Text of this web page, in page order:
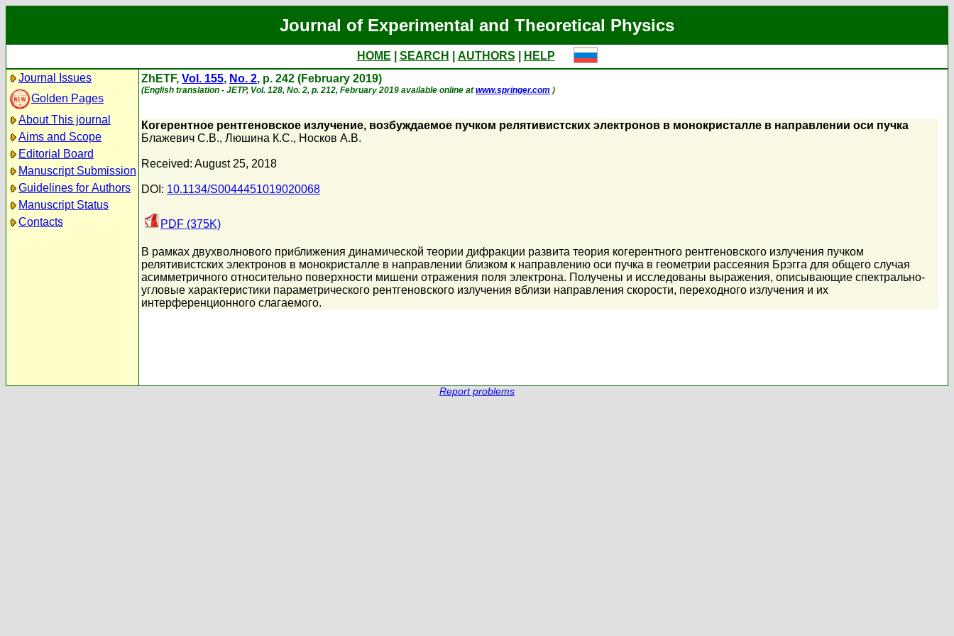
Journal of Experimental and Theoretical Physics
HOME SEARCH AUTHORS
HELP
Journal Issues
Golden Pages
About This journal
Aims and Scope
Editorial Board
Manuscript Submission
Guidelines for Authors
Manuscript Status
Contacts
ZhETF, Vol. 155, No. 2, p. 242 (February 2019)
(English translation - JETP, Vol. 128, No. 2, p. 212, February 2019 available online atwww.springer.com )
Когерентное рентгеновское излучение, возбуждаемое пучком релятивистских электронов в монокристалле в направлении оси пучка
Блажевич С.В., Люшина К.С., Носков А.В.
Received: August 25, 2018
DOI: 10.1134/S0044451019020068
PDF (375K)
В рамках двухволнового приближения динамической теории дифракции развита теория когерентного рентгеновского излучения пучком
релятивистских электронов в монокристалле в направлении близком к направлению оси пучка в геометрии рассеяния Брэгга для общего случая
асимметричного относительно поверхности мишени отражения поля электрона. Получены и исследованы выражения, описывающие спектрально-
угловые характеристики параметрического рентгеновского излучения вблизи направления скорости, переходного излучения и их
интерференционного слагаемого.
Report problems